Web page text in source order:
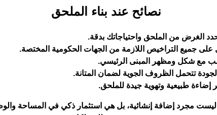
​نصائح عند بناء الملحق
حدد الغرض من الملحق واحتياجاتك بدقة.
جميع التراخيص اللازمة من الجهات الحكومية المختصة.
مع شكل ومظهر المبنى الرئيسي.
تتحمل الظروف الجوية لضمان المتانة.
إضاءة طبيعية وتهوية جيدة للملحق.
ليست مجرد إضافة إنشائية، بل هي استثمار ذكي في المساحة